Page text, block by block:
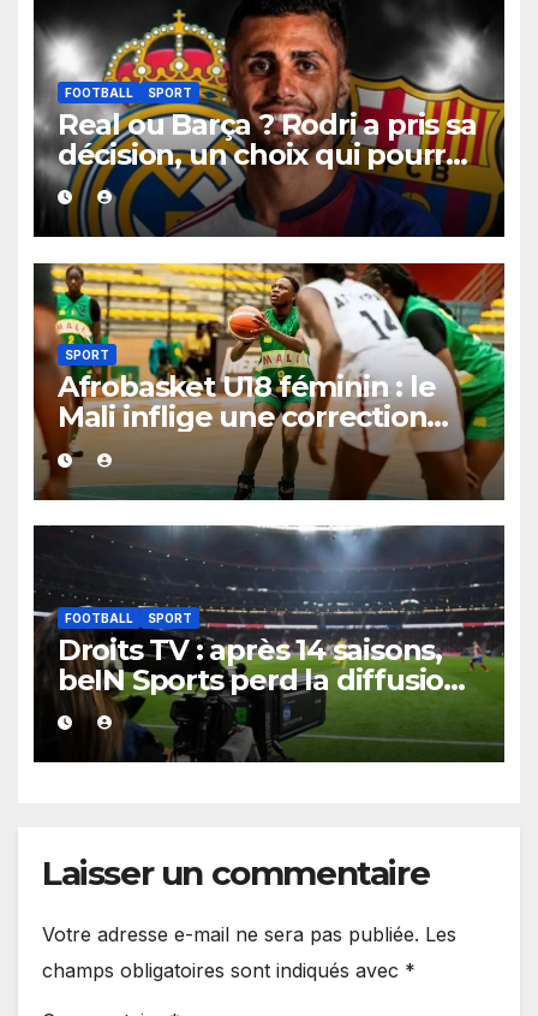
FOOTBALL SPORT
Real ou Barça ? Rodri a pris sa
décision, un choix qui pourrait
faire grand bruit sur le
marché des transferts.
SPORT
Afrobasket U18 féminin : le
Mali inflige une correction
historique au Bénin avec plus
de 100 points d’écart
FOOTBALL SPORT
Droits TV : après 14 saisons,
beIN Sports perd la diffusion
de la Liga
Laisser un commentaire
Votre adresse e-mail ne sera pas publiée. Les
champs obligatoires sont indiqués avec *